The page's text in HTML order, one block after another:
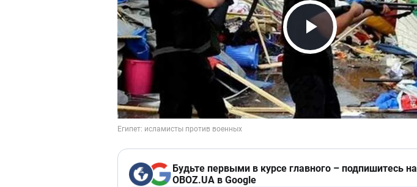
Play Video
Будьте первыми в курсе главного – подпишитесь
OBOZ.UA в Google